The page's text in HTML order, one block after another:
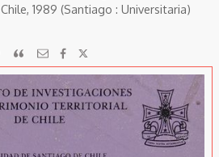
1989 (Santiago : Universitaria)
ReportarCitar